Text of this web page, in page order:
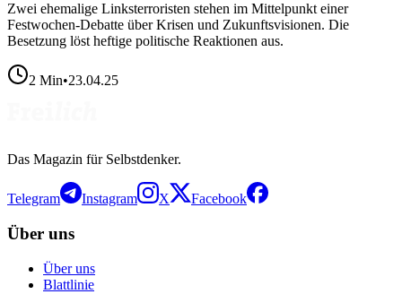
Zwei ehemalige Linksterroristen stehen im Mittelpunkt einer
Festwochen-Debatte über Krisen und Zukunftsvisionen. Die
Besetzung löst heftige politische Reaktionen aus.
2 Min•23.04.25
Das Magazin für Selbstdenker.
Telegram Instagram X Facebook
Über uns
Über uns
Blattlinie